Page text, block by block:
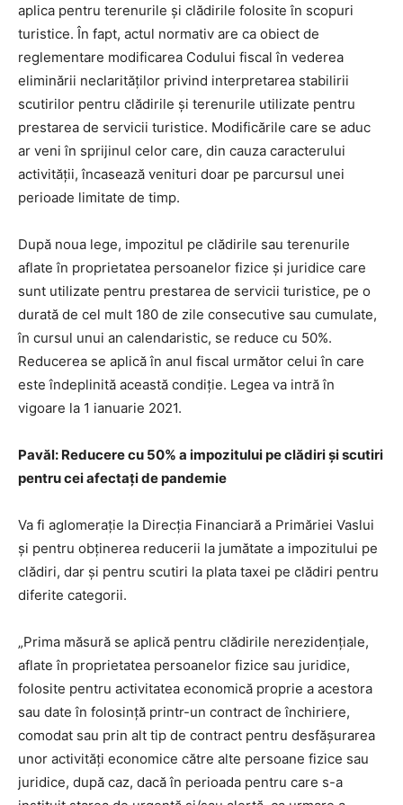
aplica pentru terenurile și clădirile folosite în scopuri
turistice. În fapt, actul normativ are ca obiect de
reglementare modificarea Codului fiscal în vederea
eliminării neclarităţilor privind interpretarea stabilirii
scutirilor pentru clădirile şi terenurile utilizate pentru
prestarea de servicii turistice. Modificările care se aduc
ar veni în sprijinul celor care, din cauza caracterului
activităţii, încasează venituri doar pe parcursul unei
perioade limitate de timp.
După noua lege, impozitul pe clădirile sau terenurile
aflate în proprietatea persoanelor fizice şi juridice care
sunt utilizate pentru prestarea de servicii turistice, pe o
durată de cel mult 180 de zile consecutive sau cumulate,
în cursul unui an calendaristic, se reduce cu 50%.
Reducerea se aplică în anul fiscal următor celui în care
este îndeplinită această condiţie. Legea va intră în
vigoare la 1 ianuarie 2021.
Pavăl: Reducere cu 50% a impozitului pe clădiri și scutiri
pentru cei afectați de pandemie
Va fi aglomerație la Direcția Financiară a Primăriei Vaslui
și pentru obținerea reducerii la jumătate a impozitului pe
clădiri, dar și pentru scutiri la plata taxei pe clădiri pentru
diferite categorii.
„Prima măsură se aplică pentru clădirile nerezidenţiale,
aflate în proprietatea persoanelor fizice sau juridice,
folosite pentru activitatea economică proprie a acestora
sau date în folosinţă printr-un contract de închiriere,
comodat sau prin alt tip de contract pentru desfăşurarea
unor activităţi economice către alte persoane fizice sau
juridice, după caz, dacă în perioada pentru care s-a